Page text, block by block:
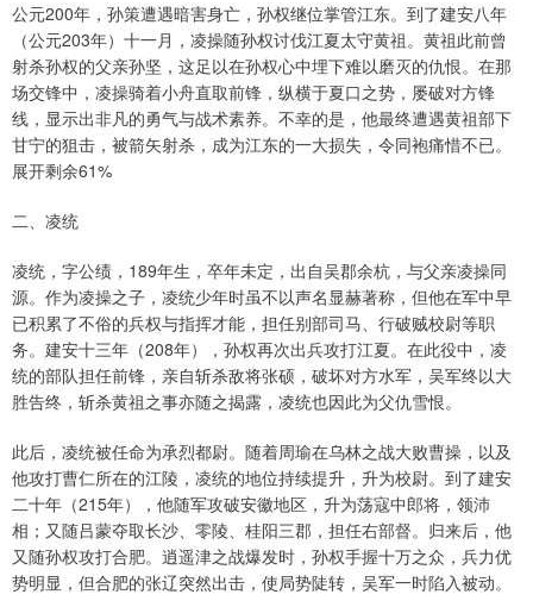
公元200年，孙策遭遇暗害身亡，孙权继位掌管江东。到了建安八年
（公元203年）十一月，凌操随孙权讨伐江夏太守黄祖。黄祖此前曾
射杀孙权的父亲孙坚，这足以在孙权心中埋下难以磨灭的仇恨。在那
场交锋中，凌操骑着小舟直取前锋，纵横于夏口之势，屡破对方锋
线，显示出非凡的勇气与战术素养。不幸的是，他最终遭遇黄祖部下
甘宁的狙击，被箭矢射杀，成为江东的一大损失，令同袍痛惜不已。
展开剩余61%
二、凌统
凌统，字公绩，189年生，卒年未定，出自吴郡余杭，与父亲凌操同
源。作为凌操之子，凌统少年时虽不以声名显赫著称，但他在军中早
已积累了不俗的兵权与指挥才能，担任别部司马、行破贼校尉等职
务。建安十三年（208年），孙权再次出兵攻打江夏。在此役中，凌
统的部队担任前锋，亲自斩杀敌将张硕，破坏对方水军，吴军终以大
胜告终，斩杀黄祖之事亦随之揭露，凌统也因此为父仇雪恨。
此后，凌统被任命为承烈都尉。随着周瑜在乌林之战大败曹操，以及
他攻打曹仁所在的江陵，凌统的地位持续提升，升为校尉。到了建安
二十年（215年），他随军攻破安徽地区，升为荡寇中郎将，领沛
相；又随吕蒙夺取长沙、零陵、桂阳三郡，担任右部督。归来后，他
又随孙权攻打合肥。逍遥津之战爆发时，孙权手握十万之众，兵力优
势明显，但合肥的张辽突然出击，使局势陡转，吴军一时陷入被动。